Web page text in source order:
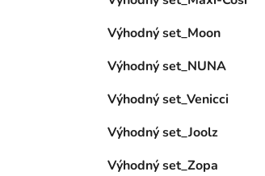
Výhodný set_Moon
Výhodný set_NUNA
Výhodný set_Venicci
Výhodný set_Joolz
Výhodný set_Zopa